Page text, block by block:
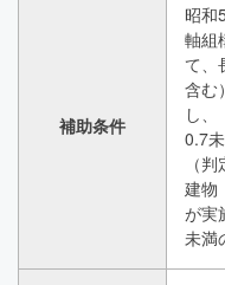
補助条件
昭和
軸組
て、
含む
し
0.7
（
建物
が実
未満